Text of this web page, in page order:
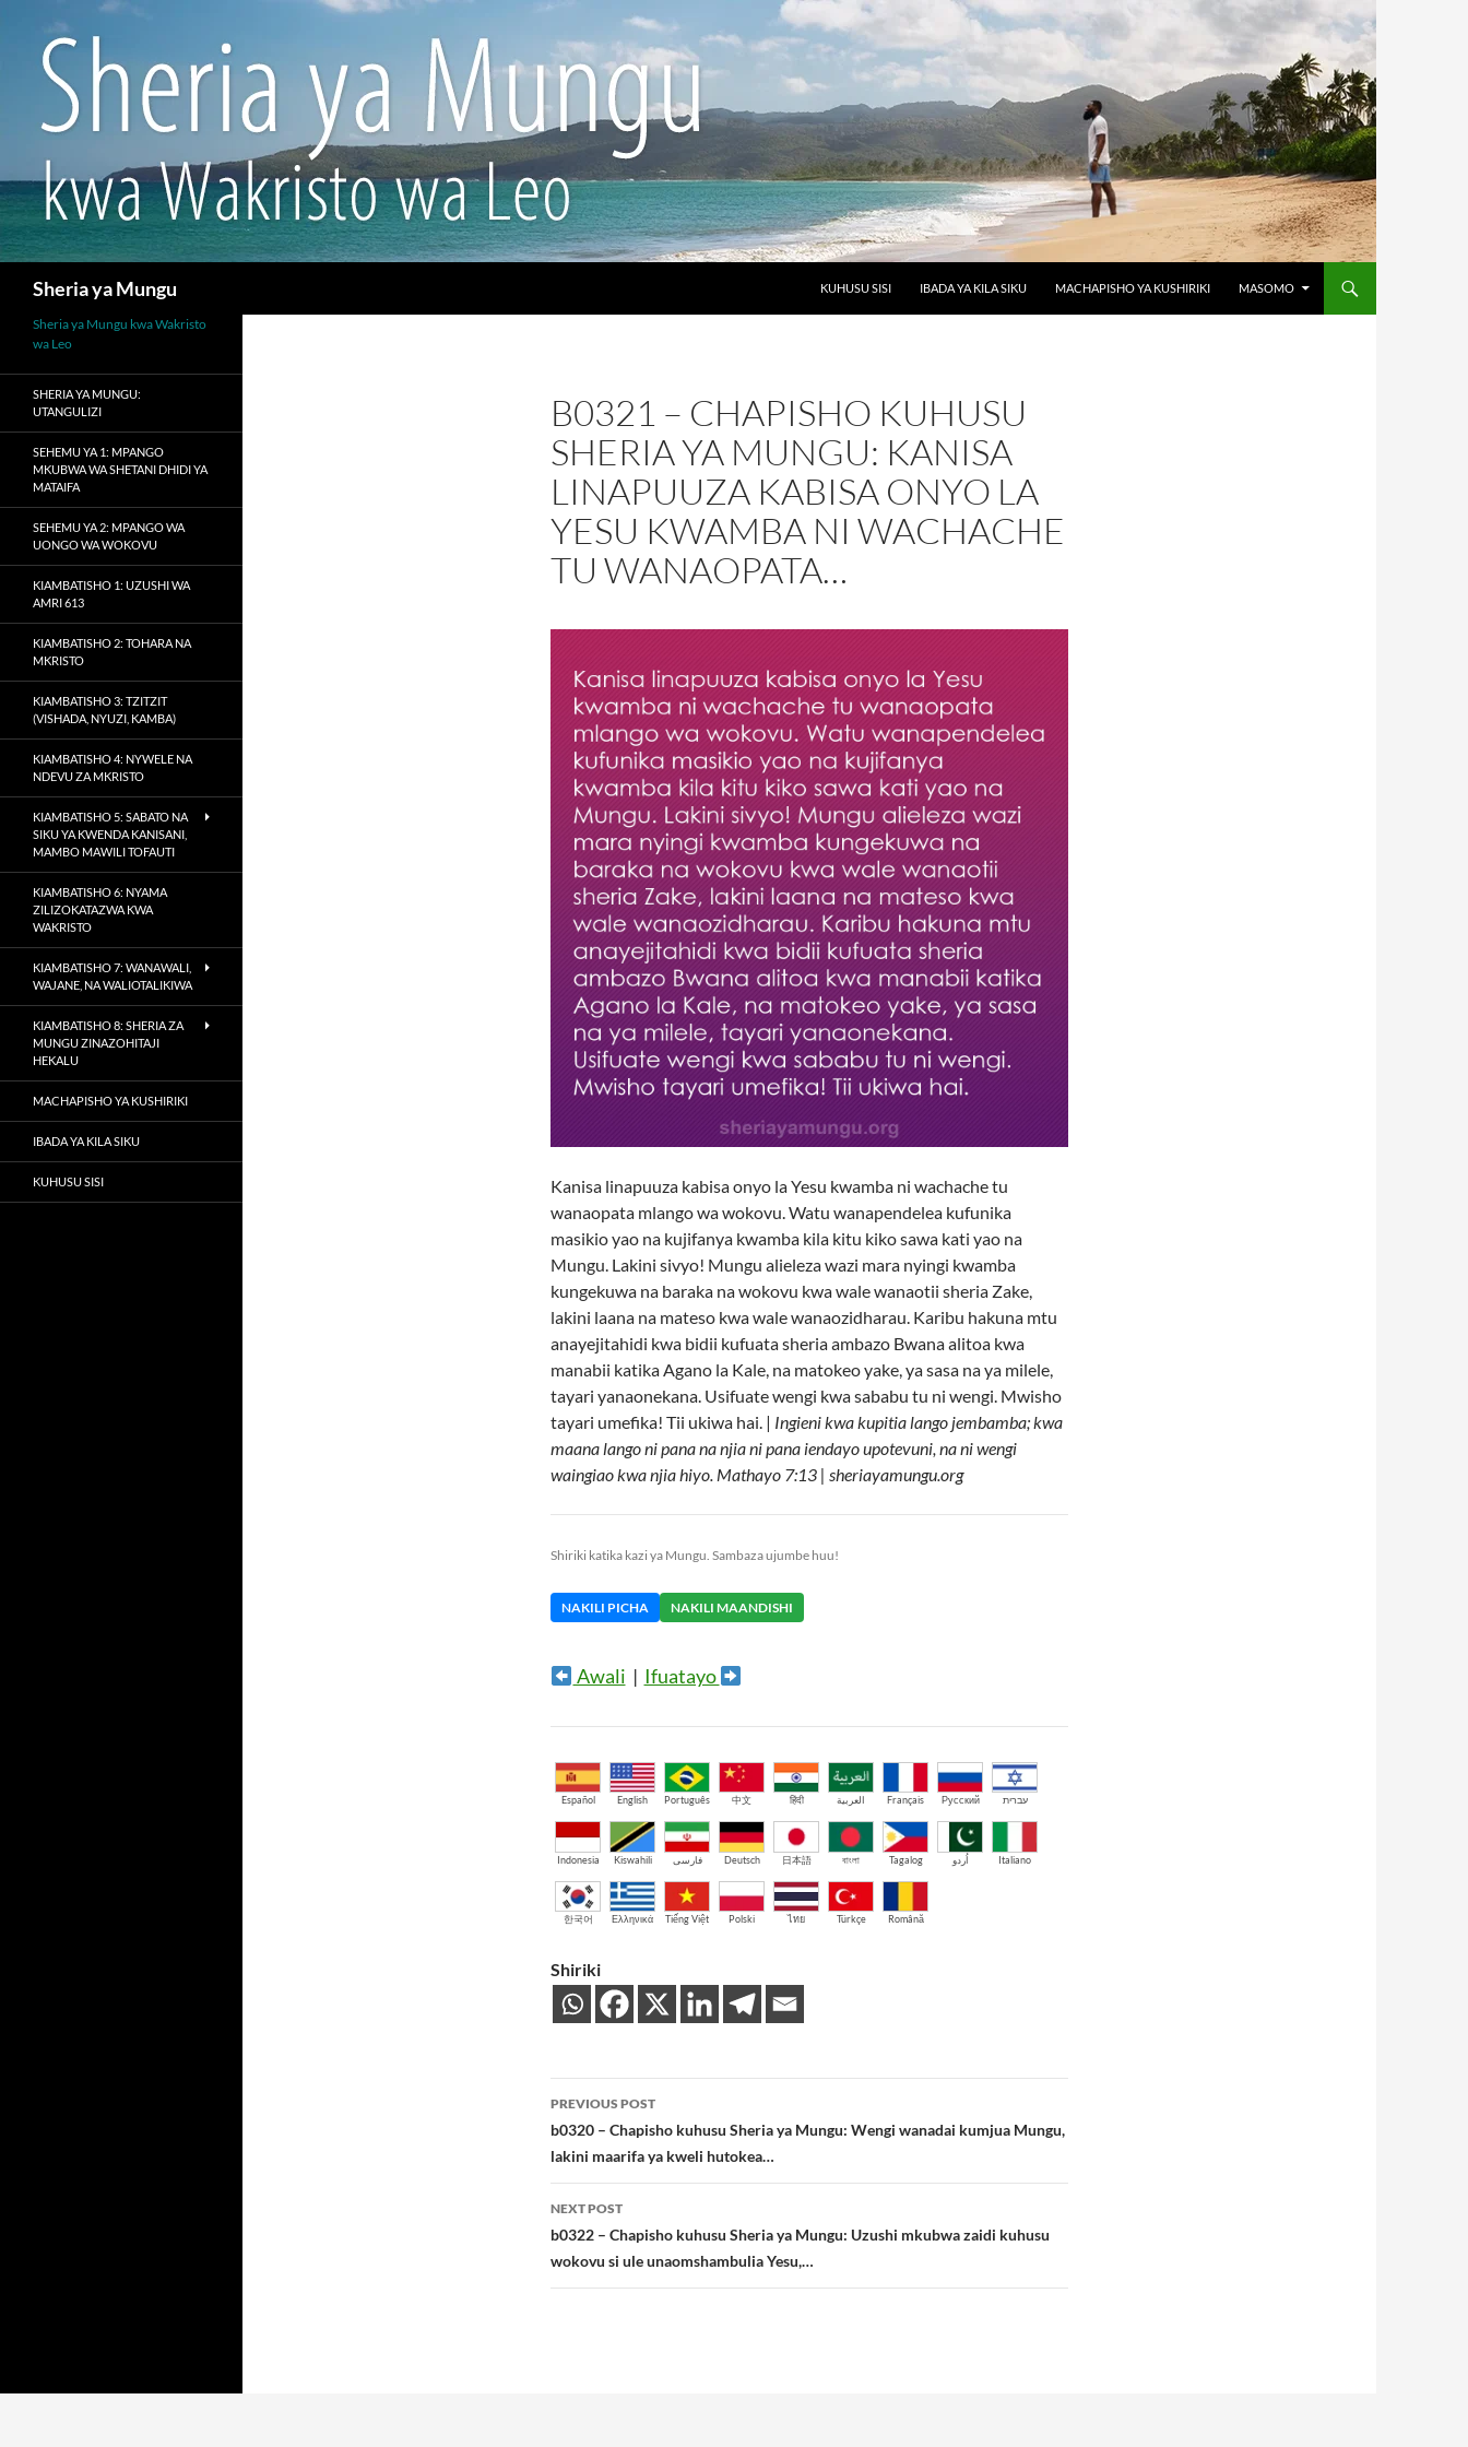
Sheria ya Mungu
KUHUSU SISI
IBADA YA KILA SIKU MACHAPISHO YA KUSHIRIKI MASOMO
B0321 – CHAPISHO KUHUSU
SHERIA YA MUNGU: KANISA
LINAPUUZA KABISA ONYO LA
YESU KWAMBA NI WACHACHE
TU WANAOPATA…
Kanisa linapuuza kabisa onyo la Yesu kwamba ni wachache tu
wanaopata mlango wa wokovu. Watu wanapendelea kufunika
masikio yao na kujifanya kwamba kila kitu kiko sawa kati yao na
Mungu. Lakini sivyo! Mungu alieleza wazi mara nyingi kwamba
kungekuwa na baraka na wokovu kwa wale wanaotii sheria Zake,
lakini laana na mateso kwa wale wanaozidharau. Karibu hakuna mtu
anayejitahidi kwa bidii kufuata sheria ambazo Bwana alitoa kwa
manabii katika Agano la Kale, na matokeo yake, ya sasa na ya milele,
tayari yanaonekana. Usifuate wengi kwa sababu tu ni wengi. Mwisho
tayari umefika! Tii ukiwa hai. | Ingieni kwa kupitia lango jembamba; kwa
maana lango ni pana na njia ni pana iendayo upotevuni, na ni wengi
waingiao kwa njia hiyo. Mathayo 7:13 | sheriayamungu.org
Shiriki katika kazi ya Mungu. Sambaza ujumbe huu!
NAKILI PICHA NAKILI MAANDISHI
Awali | Ifuatayo
Español English Português 中文 हिंदी العربية Français Русский עברית
Indonesia Kiswahili فارسی Deutsch 日本語 বাংলা Tagalog اُردو Italiano
한국어 Ελληνικά Tiếng Việt Polski ไทย Türkçe Română
Shiriki
Post
navigation
PREVIOUS POST
b0320 – Chapisho kuhusu Sheria ya Mungu: Wengi wanadai kumjua Mungu,
lakini maarifa ya kweli hutokea…
NEXT POST
b0322 – Chapisho kuhusu Sheria ya Mungu: Uzushi mkubwa zaidi kuhusu
wokovu si ule unaomshambulia Yesu,…
Sheria ya Mungu kwa Wakristo
wa Leo
SHERIA YA MUNGU:
UTANGULIZI
SEHEMU YA 1: MPANGO
MKUBWA WA SHETANI DHIDI YA
MATAIFA
SEHEMU YA 2: MPANGO WA
UONGO WA WOKOVU
KIAMBATISHO 1: UZUSHI WA
AMRI 613
KIAMBATISHO 2: TOHARA NA
MKRISTO
KIAMBATISHO 3: TZITZIT
(VISHADA, NYUZI, KAMBA)
KIAMBATISHO 4: NYWELE NA
NDEVU ZA MKRISTO
KIAMBATISHO 5: SABATO NA
SIKU YA KWENDA KANISANI,
MAMBO MAWILI TOFAUTI
KIAMBATISHO 6: NYAMA
ZILIZOKATAZWA KWA
WAKRISTO
KIAMBATISHO 7: WANAWALI,
WAJANE, NA WALIOTALIKIWA
KIAMBATISHO 8: SHERIA ZA
MUNGU ZINAZOHITAJI
HEKALU
MACHAPISHO YA KUSHIRIKI
IBADA YA KILA SIKU
KUHUSU SISI